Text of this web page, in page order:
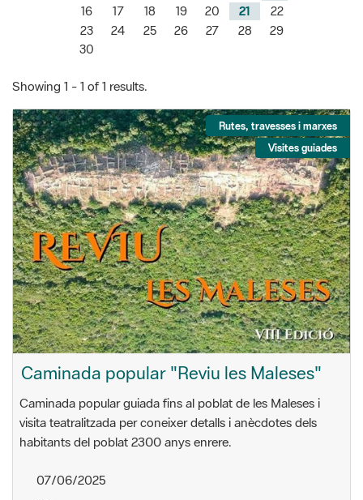
Showing 1 - 1 of 1 results.
Caminada popular "Reviu les Maleses"
Caminada popular guiada fins al poblat de les Maleses i
visita teatralitzada per coneixer detalls i anècdotes dels
habitants del poblat 2300 anys enrere.
07/06/2025
9 h